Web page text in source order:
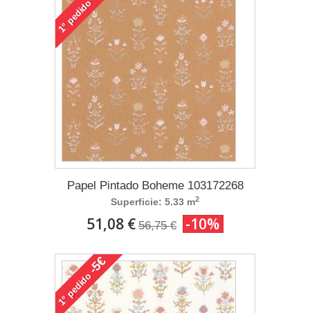
1°
pedido
Papel Pintado Boheme 103172268
Superficie: 5.33 m2
51,08 € 56,75 € -10%
1°
pedido
-5€